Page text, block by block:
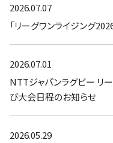
SDGs・ホームタウン
ファンクラブ
2026.07.07
「リーグワンライジング
2026.07.01
NTTジャパンラグビー リ
び大会日程のお知らせ
2026.05.29